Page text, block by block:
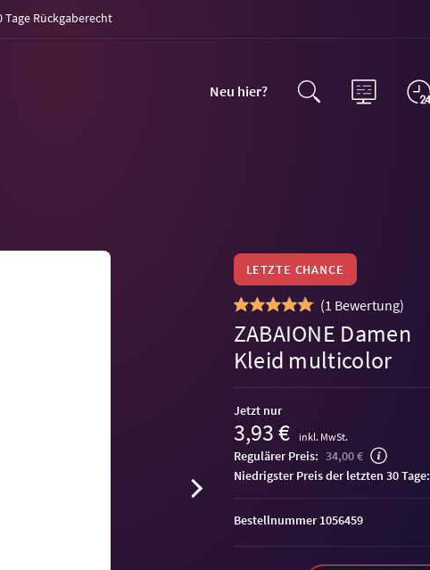
Tage Rückgaberecht
Neu hier?
LETZTE CHANCE
(1 Bewertung)
ZABAIONE Damen
Kleid multicolor
Jetzt nur
3,93 € inkl. MwSt.
Regulärer Preis: 34,00 €
niedrigster Preis der letzten 30 Tage:
Bestellnummer 1056459